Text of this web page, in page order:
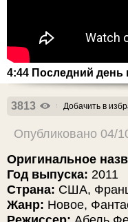
4:44 Последний день
3813 Добачить в
Опубликовано 04/
Оригинальное
Год выпуска: 2011
Страна: США,
Жанр: Новое,